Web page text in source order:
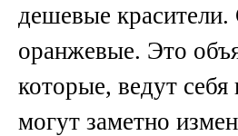
дешевые
оранжевые. Это
которые, ведут
могут заметно